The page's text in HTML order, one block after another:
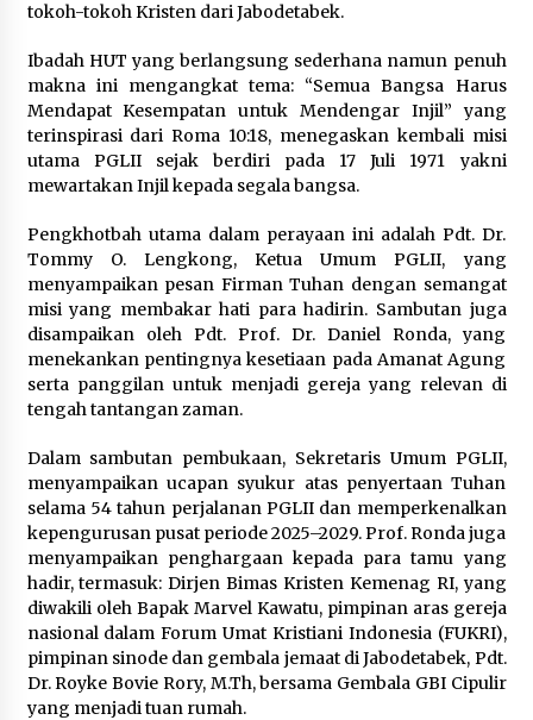
tokoh-tokoh Kristen dari Jabodetabek.
Ibadah HUT yang berlangsung sederhana namun penuh
makna ini mengangkat tema: “Semua Bangsa Harus
Mendapat Kesempatan untuk Mendengar Injil” yang
terinspirasi dari Roma 10:18, menegaskan kembali misi
utama PGLII sejak berdiri pada 17 Juli 1971 yakni
mewartakan Injil kepada segala bangsa.
Pengkhotbah utama dalam perayaan ini adalah Pdt. Dr.
Tommy O. Lengkong, Ketua Umum PGLII, yang
menyampaikan pesan Firman Tuhan dengan semangat
misi yang membakar hati para hadirin. Sambutan juga
disampaikan oleh Pdt. Prof. Dr. Daniel Ronda, yang
menekankan pentingnya kesetiaan pada Amanat Agung
serta panggilan untuk menjadi gereja yang relevan di
tengah tantangan zaman.
Dalam sambutan pembukaan, Sekretaris Umum PGLII,
menyampaikan ucapan syukur atas penyertaan Tuhan
selama 54 tahun perjalanan PGLII dan memperkenalkan
kepengurusan pusat periode 2025–2029. Prof. Ronda juga
menyampaikan penghargaan kepada para tamu yang
hadir, termasuk: Dirjen Bimas Kristen Kemenag RI, yang
diwakili oleh Bapak Marvel Kawatu, pimpinan aras gereja
nasional dalam Forum Umat Kristiani Indonesia (FUKRI),
pimpinan sinode dan gembala jemaat di Jabodetabek, Pdt.
Dr. Royke Bovie Rory, M.Th, bersama Gembala GBI Cipulir
yang menjadi tuan rumah.